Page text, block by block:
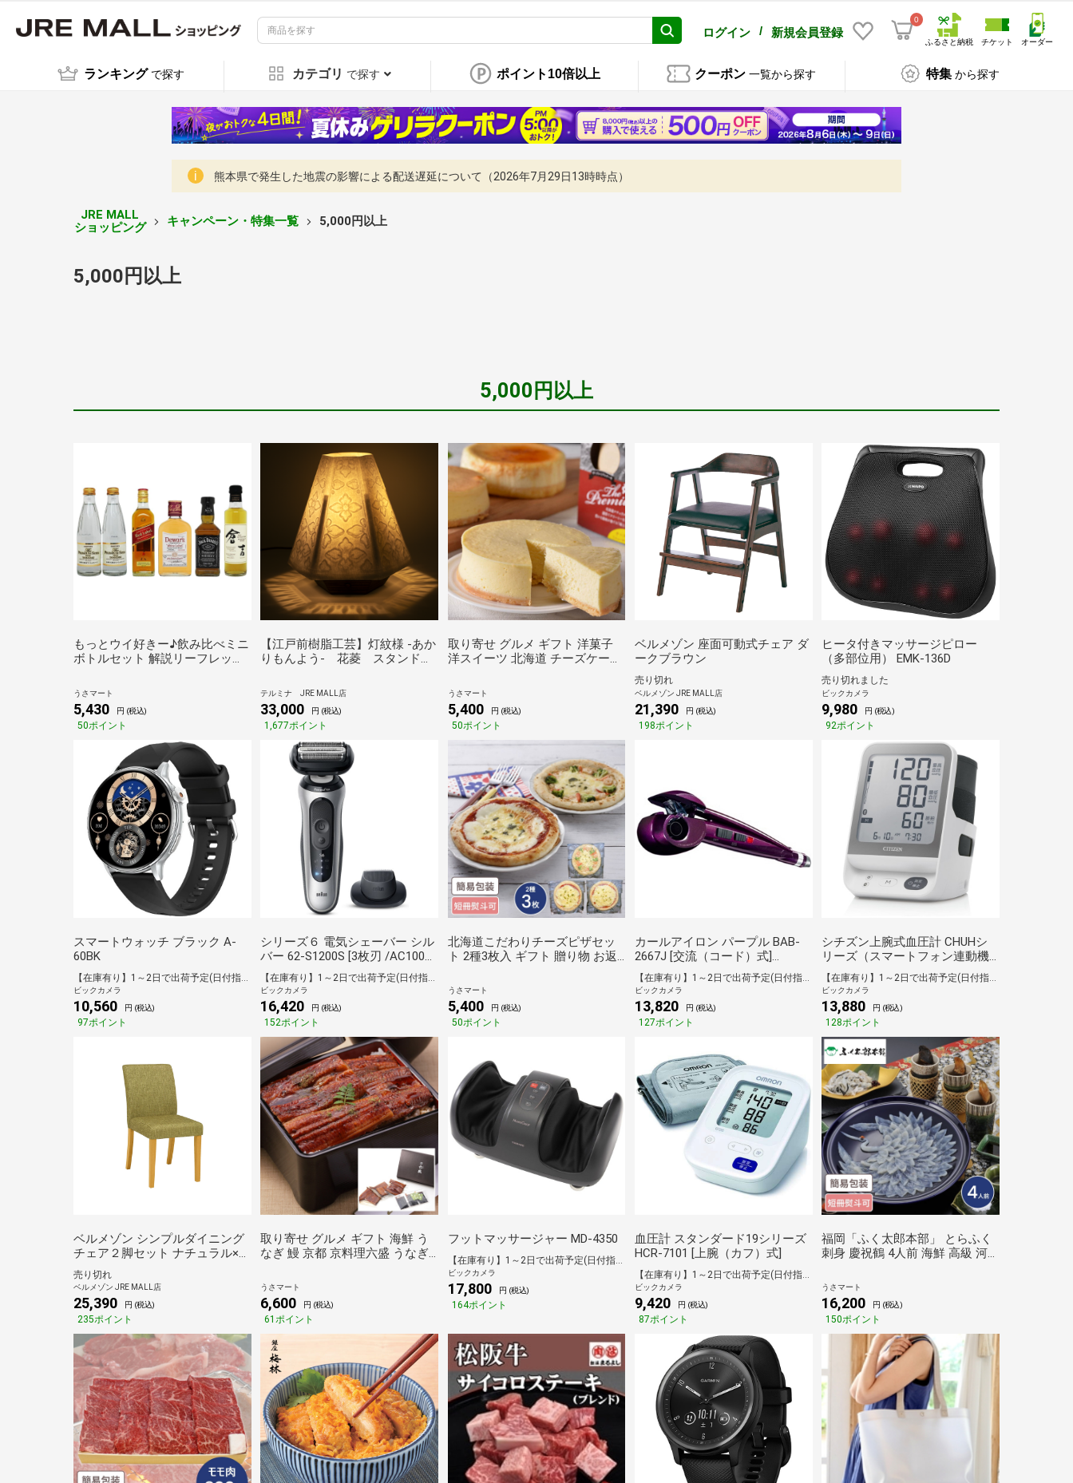
ログイン / 新規会員登録
0
ふるさと納税 チケット オーダー
ランキング で探す カテゴリ で探す ポイント10倍以上 クーポン 一覧から探す 特集 から探す
熊本県で発生した地震の影響による配送遅延について（2026年7月29日13時時点）
JRE MALL
ショッピング
キャンペーン・特集一覧 5,000円以上
5,000円以上
5,000円以上
もっとウイ好きー♪飲み比べミニ
ボトルセット 解説リーフレット
ント 洋酒 リキュール
うさマート
5,430 円 (税込)
50ポイント
【江戸前樹脂工芸】灯紋様 -あか
りもんよう- 花菱 スタンドラ
テルミナ JRE MALL店
33,000 円 (税込)
1,677ポイント
取り寄せ グルメ ギフト 洋菓子
洋スイーツ 北海道 チーズケーキ
うさマート
5,400 円 (税込)
50ポイント
ベルメゾン 座面可動式チェア ダ
ークブラウン
売り切れ
ベルメゾン JRE MALL店
21,390 円 (税込)
198ポイント
ヒータ付きマッサージピロー
（多部位用） EMK-136D
売り切れました
ビックカメラ
9,980 円 (税込)
92ポイント
スマートウォッチ ブラック A-
60BK
ビックカメラ
10,560 円 (税込)
97ポイント
シリーズ６ 電気シェーバー シル
バー 62-S1200S [3枚刃 /AC100V-
240V]
ビックカメラ
16,420 円 (税込)
152ポイント
北海道こだわりチーズピザセッ
ト 2種3枚入 ギフト 贈り物 お返
道
うさマート
5,400 円 (税込)
50ポイント
カールアイロン パープル BAB-
2667J [交流（コード）式]
[BAB2667J]
【在庫有り】1～2日で出荷予定(日付指定可)
ビックカメラ
13,820 円 (税込)
127ポイント
シチズン上腕式血圧計 CHUHシ
リーズ（スマートフォン連動機
種） CHUH904C [上腕（カフ）
式]
ビックカメラ
13,880 円 (税込)
128ポイント
ベルメゾン シンプルダイニング
チェア２脚セット ナチュラル×グ
リーン
売り切れ
ベルメゾン JRE MALL店
25,390 円 (税込)
235ポイント
取り寄せ グルメ ギフト 海鮮 う
なぎ 鰻 京都 京料理六盛 うなぎ
うさマート
6,600 円 (税込)
61ポイント
フットマッサージャー MD-4350
【在庫有り】1～2日で出荷予定(日付指定可)
ビックカメラ
17,800 円 (税込)
164ポイント
血圧計 スタンダード19シリーズ
HCR-7101 [上腕（カフ）式]
【在庫有り】1～2日で出荷予定(日付指定可)
ビックカメラ
9,420 円 (税込)
87ポイント
福岡「ふく太郎本部」 とらふく
刺身 慶祝鶴 4人前 海鮮 高級 河
うさマート
16,200 円 (税込)
150ポイント